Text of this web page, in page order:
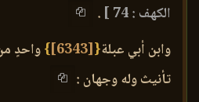
الكهف : 74 ]
.
وابن أبي عبلة{
[6343]
}واحدٍ
تأنيث وله وجهان :